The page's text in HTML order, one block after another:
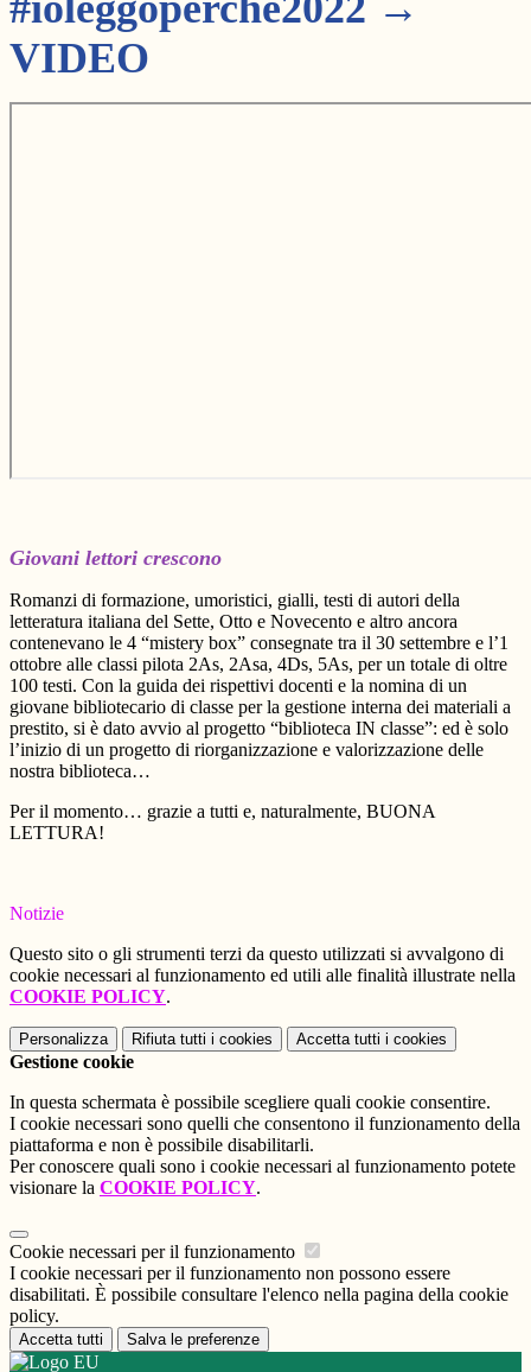
VIDEO
Giovani lettori crescono
Romanzi di formazione, umoristici, gialli, testi di autori della
letteratura italiana del Sette, Otto e Novecento e altro ancora
contenevano le 4 “mistery box” consegnate tra il 30 settembre e l’1
ottobre alle classi pilota 2As, 2Asa, 4Ds, 5As, per un totale di oltre
100 testi. Con la guida dei rispettivi docenti e la nomina di un
giovane bibliotecario di classe per la gestione interna dei materiali a
prestito, si è dato avvio al progetto “biblioteca IN classe”: ed è solo
l’inizio di un progetto di riorganizzazione e valorizzazione delle
nostra biblioteca…
Per il momento… grazie a tutti e, naturalmente, BUONA
LETTURA!
Notizie
Questo sito o gli strumenti terzi da questo utilizzati si avvalgono di
cookie necessari al funzionamento ed utili alle finalità illustrate nella
COOKIE POLICY.
Personalizza Rifiuta tutti i cookies Accetta tutti i cookies
Gestione cookie
In questa schermata è possibile scegliere quali cookie consentire.
I cookie necessari sono quelli che consentono il funzionamento della
piattaforma e non è possibile disabilitarli.
Per conoscere quali sono i cookie necessari al funzionamento potete
visionare la COOKIE POLICY.
Cookie necessari per il funzionamento
I cookie necessari per il funzionamento non possono essere
disabilitati. È possibile consultare l'elenco nella pagina della cookie
policy.
Accetta tutti Salva le preferenze